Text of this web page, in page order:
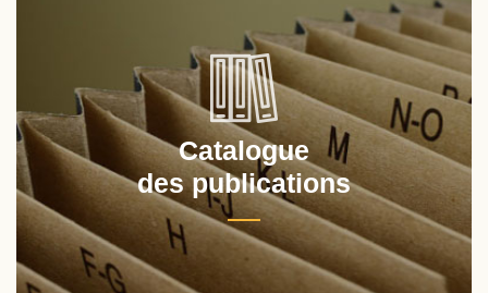
Catalogue
des publications